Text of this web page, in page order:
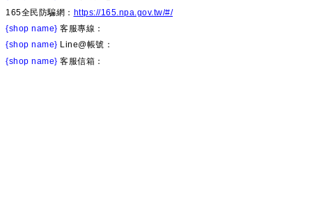
165全民防騙網： https://165.npa.gov.tw/#/
{shop name} 客服專線：
{shop name} Line@帳號：
{shop name} 客服信箱：